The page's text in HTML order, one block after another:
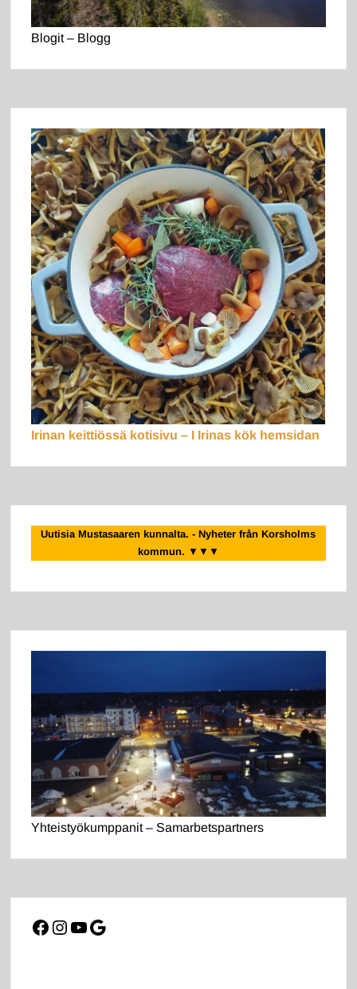
Blogit – Blogg
Irinan keittiössä kotisivu – I Irinas kök hemsidan
Uutisia Mustasaaren kunnalta. - Nyheter från Korsholms
kommun. ▼▼▼
Yhteistyökumppanit – Samarbetspartners
Facebook
Instagram
YouTube
Google